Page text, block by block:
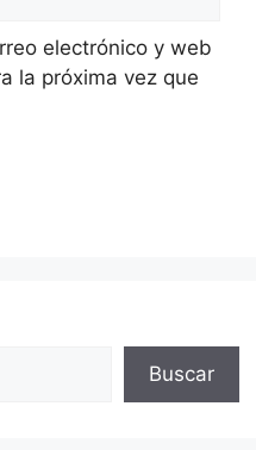
electrónico y web
la próxima vez que
Buscar